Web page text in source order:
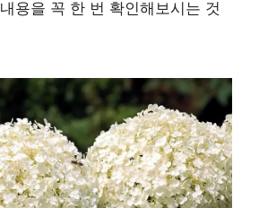
용을 꼭 한 번 확인해보시는 것